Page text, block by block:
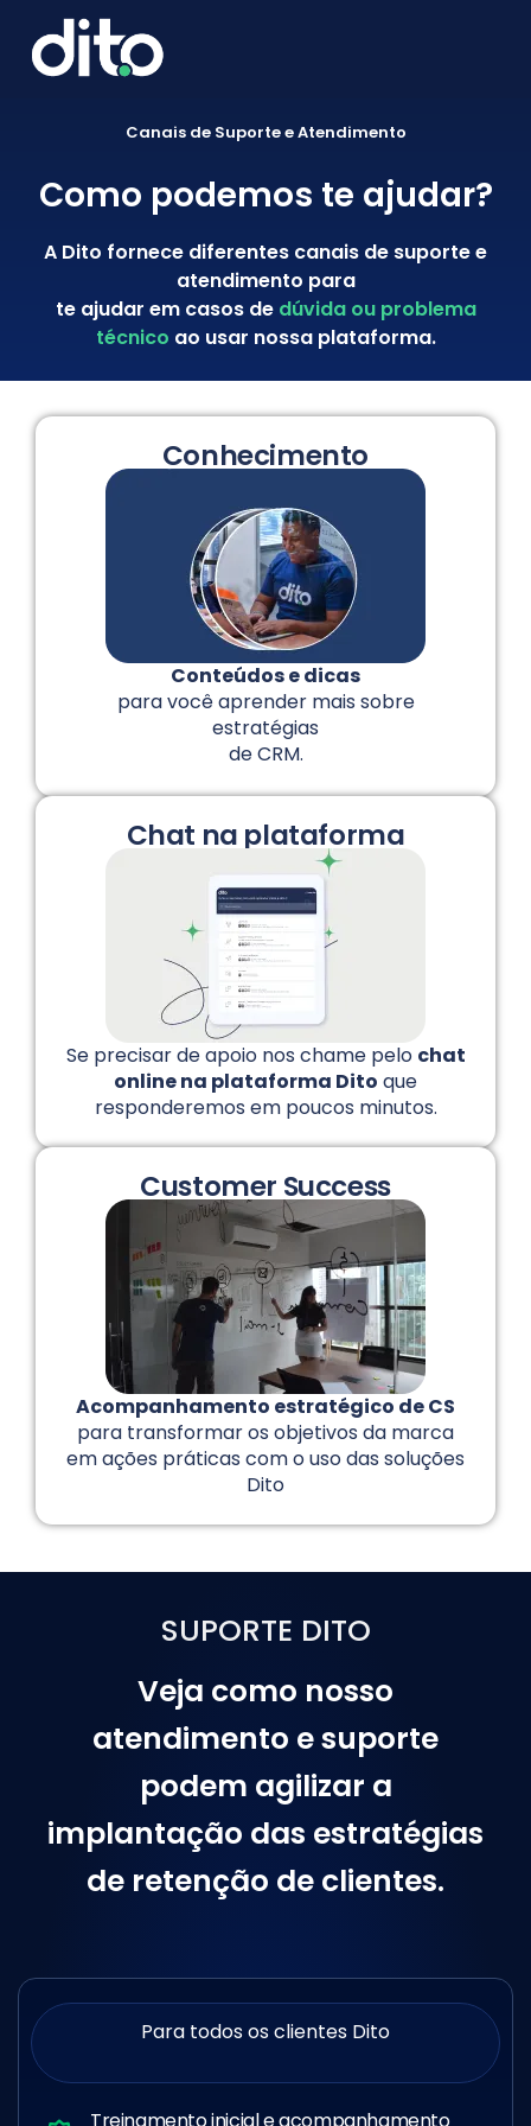
Canais de Suporte e Atendimento
Como podemos te ajudar?
A Dito fornece diferentes canais de suporte e
atendimento para
te ajudar em casos de dúvida ou problema
técnico ao usar nossa plataforma.
Conhecimento
Conteúdos e dicas
para você aprender mais sobre
estratégias
de CRM.
Chat na plataforma
Se precisar de apoio nos chame pelo chat
online na plataforma Dito que
responderemos em poucos minutos.
Customer Success
Acompanhamento estratégico de CS
para transformar os objetivos da marca
em ações práticas com o uso das soluções
Dito
SUPORTE DITO
Veja como nosso
atendimento esuporte
podem agilizar a
implantação das estratégias
de retenção de clientes.
Para todos os clientes Dito